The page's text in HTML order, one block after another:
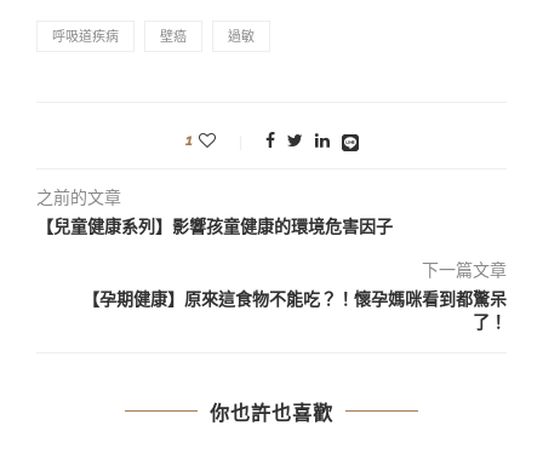
呼吸道疾病 壁癌 過敏
1
之前的文章
【兒童健康系列】影響孩童健康的環境危害因子
下一篇文章
【孕期健康】原來這食物不能吃？！懷孕媽咪看到都驚呆
了！
你也許也喜歡